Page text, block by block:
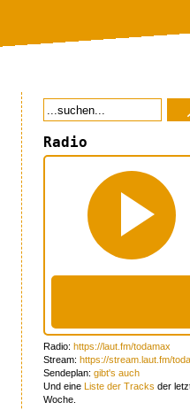
Radio
Radio: https://laut.fm/todamax
Stream: https://stream.laut.fm/
Sendeplan: gibt's auch
Und eine Liste der Tracks der
Woche.